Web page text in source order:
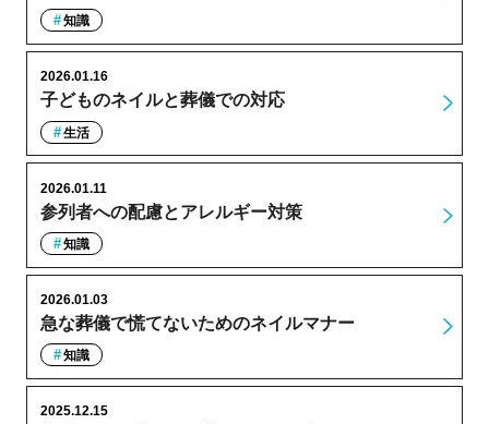
知識
子どものネイルと葬儀での対応
2026.01.16
生活
参列者への配慮とアレルギー対策
2026.01.11
知識
急な葬儀で慌てないためのネイルマナー
2026.01.03
知識
2025.12.15